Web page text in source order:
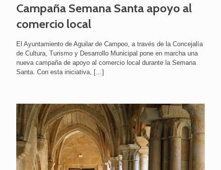
Campaña Semana Santa apoyo al
comercio local
El Ayuntamiento de Aguilar de Campoo, a través de la Concejalía
de Cultura, Turismo y Desarrollo Municipal pone en marcha una
nueva campaña de apoyo al comercio local durante la Semana
Santa. Con esta iniciativa, […]